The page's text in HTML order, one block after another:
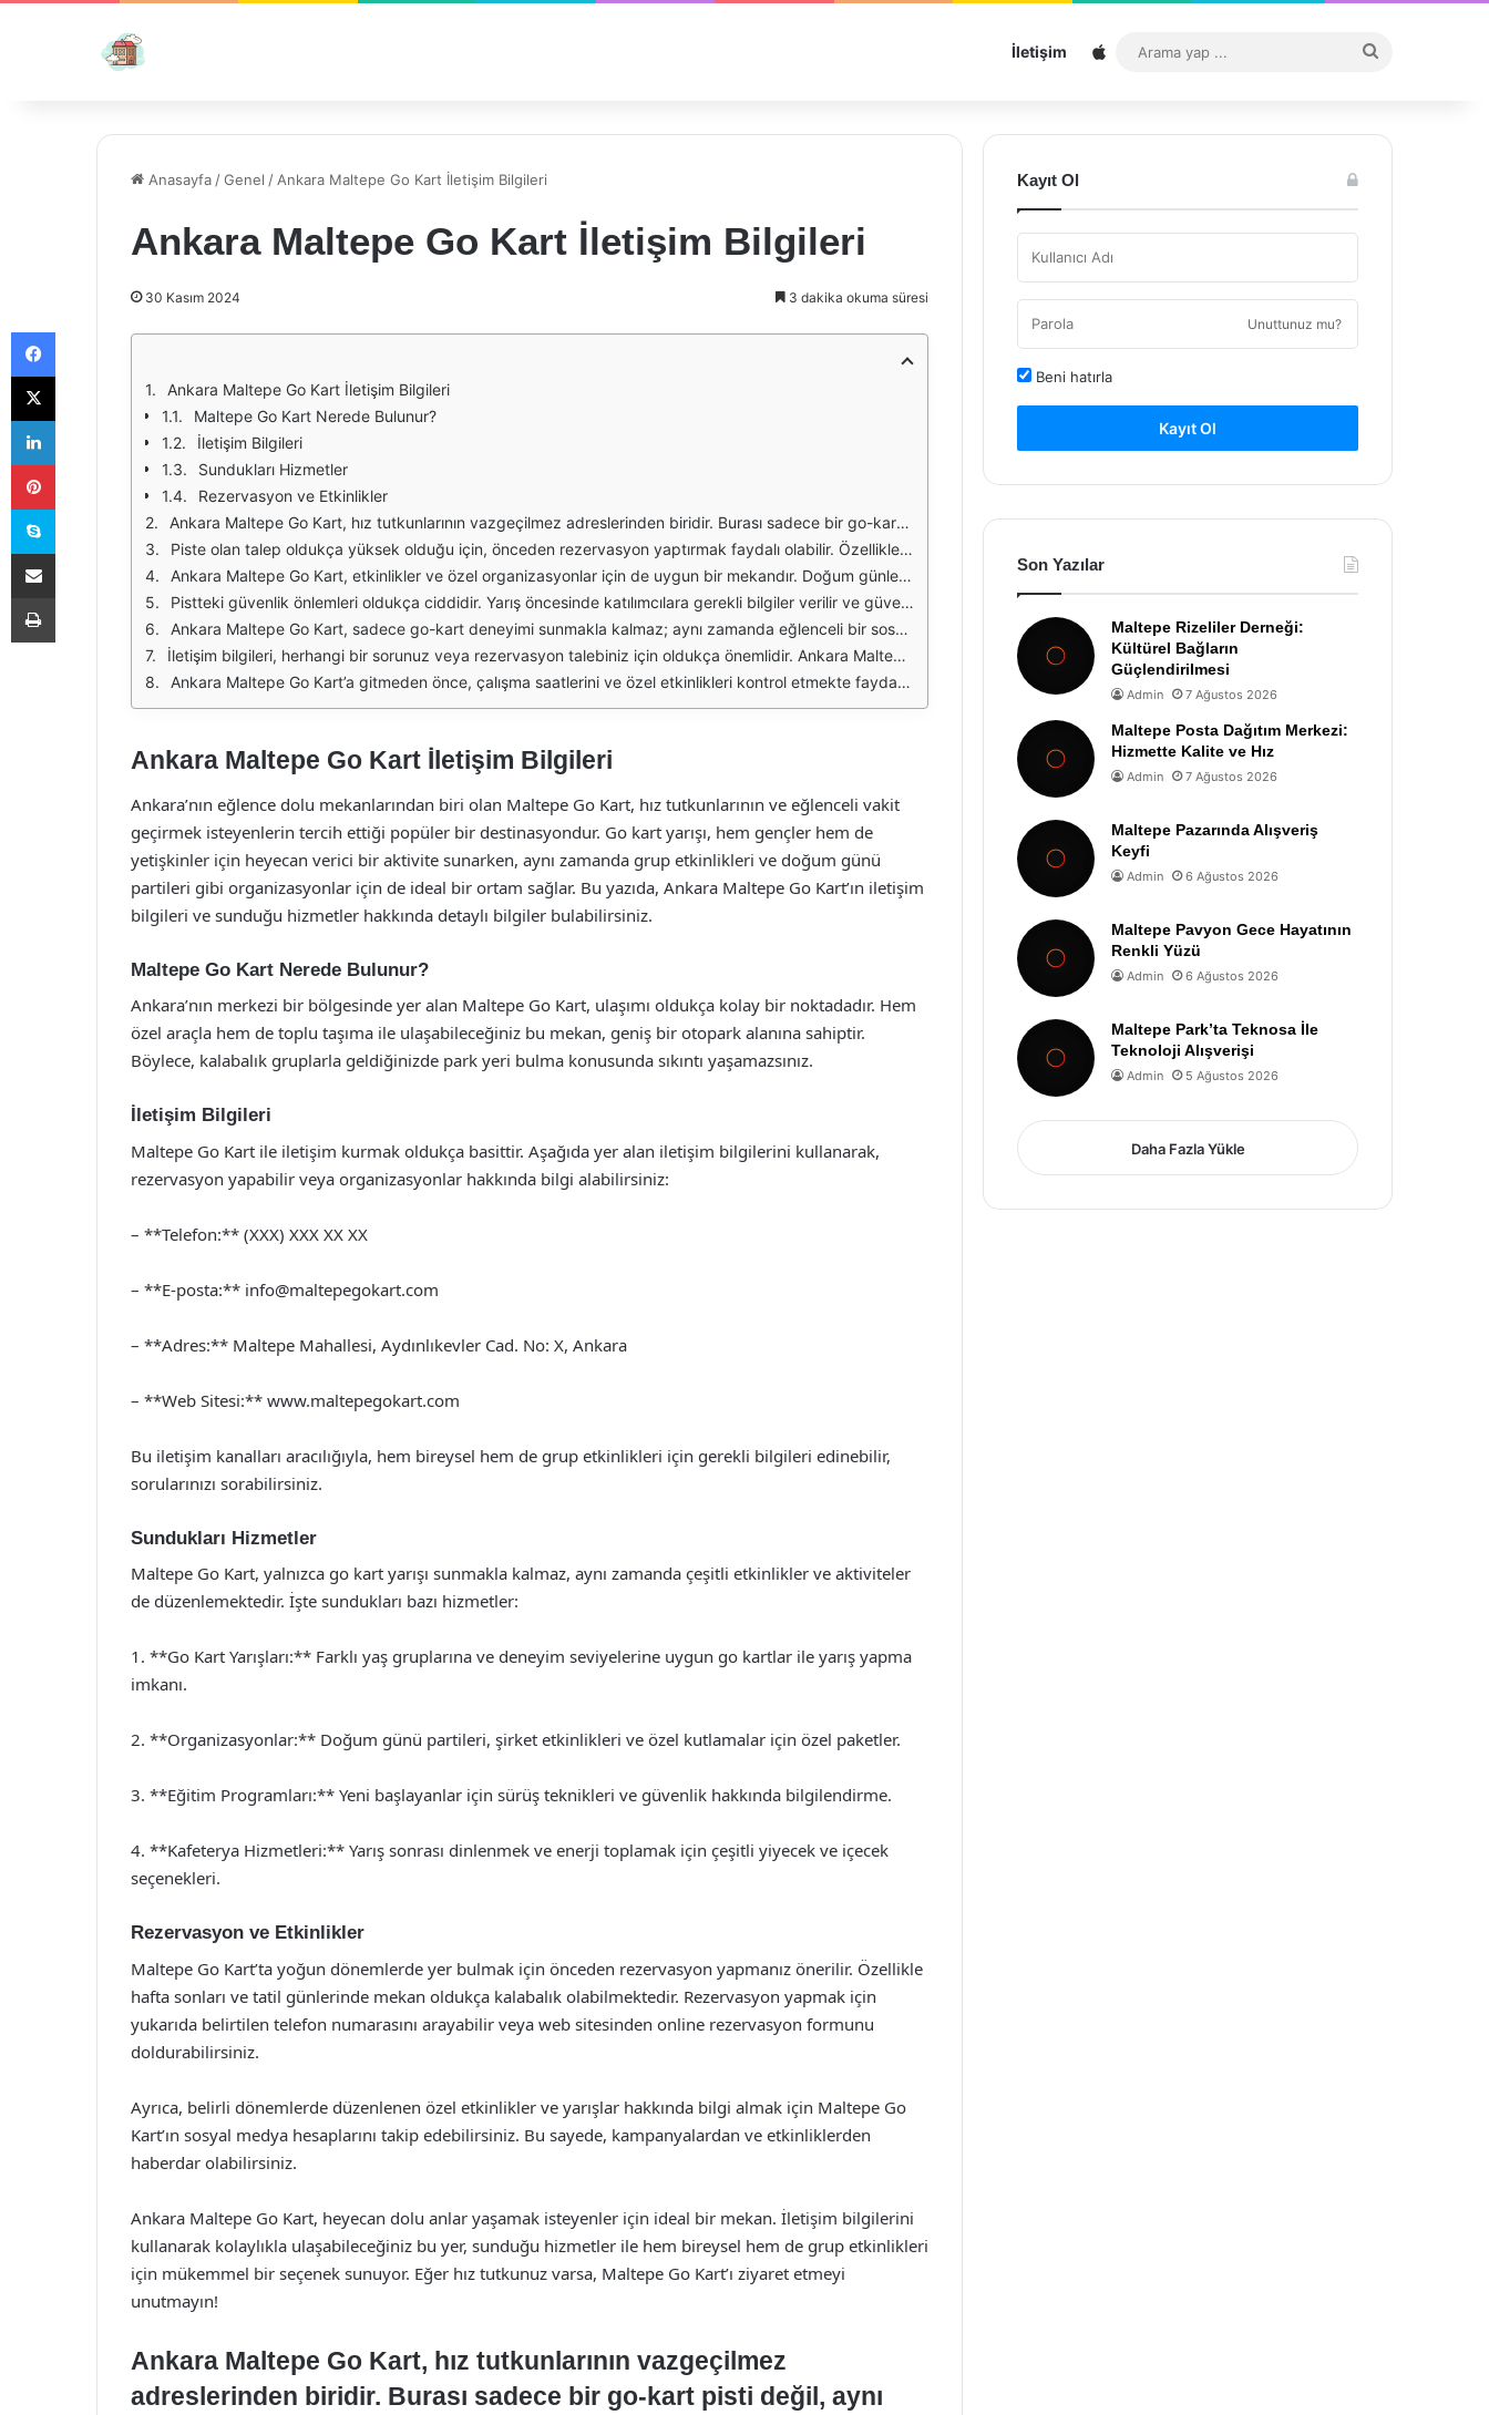
İletişim Sitemap
...
Anasayfa /Genel / Ankara Maltepe Go Kart İletişim Bilgileri
Ankara Maltepe Go Kart İletişim Bilgileri
30 Kasım 2024 3 dakika okuma süresi
Ankara Maltepe Go Kart İletişim Bilgileri
Maltepe Go Kart Nerede Bulunur?
İletişim Bilgileri
Sundukları Hizmetler
Rezervasyon ve Etkinlikler
Ankara Maltepe Go Kart, hız tutkunlarının vazgeçilmez adreslerinden biridir. Burası sadece bir go-kart pisti değil, aynı zamanda aileler ve arkadaş grupları için eğlenceli bir buluşma noktasıdır. Hız ve rekabetin yanı sıra, güvenli bir ortamda keyifli zaman geçirme imkanı sunar. Bu nedenle, çeşitli yaş gruplarındaki insanlar için uygun bir aktivite alanı yaratmaktadır.
Piste olan talep oldukça yüksek olduğu için, önceden rezervasyon yaptırmak faydalı olabilir. Özellikle hafta sonları ve tatil dönemlerinde yoğunluk artmaktadır. Rezervasyon yaptırmadan gitmeniz durumunda, uzun süre beklemek zorunda kalabilirsiniz. Bu nedenle, ziyaret öncesinde iletişim bilgilerini kullanarak yer ayırtmak akıllıca bir seçim olacaktır.
Ankara Maltepe Go Kart, etkinlikler ve özel organizasyonlar için de uygun bir mekandır. Doğum günleri, şirket etkinlikleri ve diğer kutlamalar için özel paketler sunulmaktadır. Bu tür etkinlikler için önceden planlama yapılması ve iletişim kurulması önemlidir. Hem eğlenceli hem de organizasyonel açıdan sorunsuz bir deneyim için doğru hazırlıklar yapılmalıdır.
Pistteki güvenlik önlemleri oldukça ciddidir. Yarış öncesinde katılımcılara gerekli bilgiler verilir ve güvenlik ekipmanları sağlanır. Bu sayede hem yeni başlayanlar hem de deneyimli sürücüler güvenli bir ortamda yarışmanın tadını çıkarabilir. Ayrıca, pistin bakımı ve düzeni de sürekli olarak sağlanmaktadır.
Ankara Maltepe Go Kart, sadece go-kart deneyimi sunmakla kalmaz; aynı zamanda eğlenceli bir sosyal ortamda arkadaşlarınızla vakit geçirmenizi sağlar. Pist çevresinde dinlenme alanları ve kafe hizmetleri de bulunmaktadır. Bu sayede yarış sonrası keyifli bir zaman geçirebilir ve enerjinizi toplayabilirsiniz.
İletişim bilgileri, herhangi bir sorunuz veya rezervasyon talebiniz için oldukça önemlidir. Ankara Maltepe Go Kart’a ulaşmak için telefon veya e-posta ile iletişime geçebilirsiniz. Ayrıca, sosyal medya hesapları üzerinden de güncel bilgilere ulaşmak mümkündür. Bu sayede etkinlikler ve kampanyalar hakkında bilgi sahibi olabilirsiniz.
Ankara Maltepe Go Kart’a gitmeden önce, çalışma saatlerini ve özel etkinlikleri kontrol etmekte fayda vardır. Bu, planlama yaparken size yardımcı olacaktır. Eğlenceli bir gün geçirmek için gerekli tüm bilgileri toplamak, keyfinizi iki katına çıkaracaktır.
Ankara Maltepe Go Kart İletişim Bilgileri
Ankara’nın eğlence dolu mekanlarından biri olan Maltepe Go Kart, hız tutkunlarının ve eğlenceli vakit
geçirmek isteyenlerin tercih ettiği popüler bir destinasyondur. Go kart yarışı, hem gençler hem de
yetişkinler için heyecan verici bir aktivite sunarken, aynı zamanda grup etkinlikleri ve doğum günü
partileri gibi organizasyonlar için de ideal bir ortam sağlar. Bu yazıda, Ankara Maltepe Go Kart’ın iletişim
bilgileri ve sunduğu hizmetler hakkında detaylı bilgiler bulabilirsiniz.
Maltepe Go Kart Nerede Bulunur?
Ankara’nın merkezi bir bölgesinde yer alan Maltepe Go Kart, ulaşımı oldukça kolay bir noktadadır. Hem
özel araçla hem de toplu taşıma ile ulaşabileceğiniz bu mekan, geniş bir otopark alanına sahiptir.
Böylece, kalabalık gruplarla geldiğinizde park yeri bulma konusunda sıkıntı yaşamazsınız.
İletişim Bilgileri
Maltepe Go Kart ile iletişim kurmak oldukça basittir. Aşağıda yer alan iletişim bilgilerini kullanarak,
rezervasyon yapabilir veya organizasyonlar hakkında bilgi alabilirsiniz:
– **Telefon:** (XXX) XXX XX XX
– **E-posta:** info@maltepegokart.com
– **Adres:** Maltepe Mahallesi, Aydınlıkevler Cad. No: X, Ankara
– **Web Sitesi:** www.maltepegokart.com
Bu iletişim kanalları aracılığıyla, hem bireysel hem de grup etkinlikleri için gerekli bilgileri edinebilir,
sorularınızı sorabilirsiniz.
Sundukları Hizmetler
Maltepe Go Kart, yalnızca go kart yarışı sunmakla kalmaz, aynı zamanda çeşitli etkinlikler ve aktiviteler
de düzenlemektedir. İşte sundukları bazı hizmetler:
1. **Go Kart Yarışları:** Farklı yaş gruplarına ve deneyim seviyelerine uygun go kartlar ile yarış yapma
imkanı.
2. **Organizasyonlar:** Doğum günü partileri, şirket etkinlikleri ve özel kutlamalar için özel paketler.
3. **Eğitim Programları:** Yeni başlayanlar için sürüş teknikleri ve güvenlik hakkında bilgilendirme.
4. **Kafeterya Hizmetleri:** Yarış sonrası dinlenmek ve enerji toplamak için çeşitli yiyecek ve içecek
seçenekleri.
Rezervasyon ve Etkinlikler
Maltepe Go Kart’ta yoğun dönemlerde yer bulmak için önceden rezervasyon yapmanız önerilir. Özellikle
hafta sonları ve tatil günlerinde mekan oldukça kalabalık olabilmektedir. Rezervasyon yapmak için
yukarıda belirtilen telefon numarasını arayabilir veya web sitesinden online rezervasyon formunu
doldurabilirsiniz.
Ayrıca, belirli dönemlerde düzenlenen özel etkinlikler ve yarışlar hakkında bilgi almak için Maltepe Go
Kart’ın sosyal medya hesaplarını takip edebilirsiniz. Bu sayede, kampanyalardan ve etkinliklerden
haberdar olabilirsiniz.
Ankara Maltepe Go Kart, heyecan dolu anlar yaşamak isteyenler için ideal bir mekan. İletişim bilgilerini
kullanarak kolaylıkla ulaşabileceğiniz bu yer, sunduğu hizmetler ile hem bireysel hem de grup etkinlikleri
için mükemmel bir seçenek sunuyor. Eğer hız tutkunuz varsa, Maltepe Go Kart’ı ziyaret etmeyi
unutmayın!
Ankara Maltepe Go Kart, hız tutkunlarının vazgeçilmez
adreslerinden biridir. Burası sadece bir go-kart pisti değil, aynı
Kayıt Ol
Unuttunuz mu?
Beni hatırla
Kayıt Ol
Son Yazılar
Maltepe Rizeliler Derneği:
Kültürel Bağların
Güçlendirilmesi
Admin 7 Ağustos 2026
Maltepe Posta Dağıtım Merkezi:
Hizmette Kalite ve Hız
Admin 7 Ağustos 2026
Maltepe Pazarında Alışveriş
Keyfi
Admin 6 Ağustos 2026
Maltepe Pavyon Gece Hayatının
Renkli Yüzü
Admin 6 Ağustos 2026
Maltepe Park’ta Teknosa İle
Teknoloji Alışverişi
Admin 5 Ağustos 2026
Daha Fazla Yükle
Facebook
X
LinkedIn
Pinterest
Skype
E-Posta ile paylaş